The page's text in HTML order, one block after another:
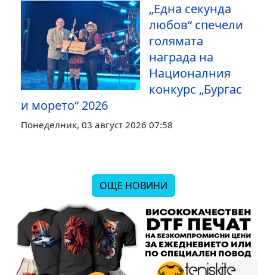
„Една секунда
любов“ спечели
голямата
награда на
Националния
конкурс „Бургас
и морето“ 2026
Понеделник, 03 август 2026 07:58
ОЩЕ НОВИНИ